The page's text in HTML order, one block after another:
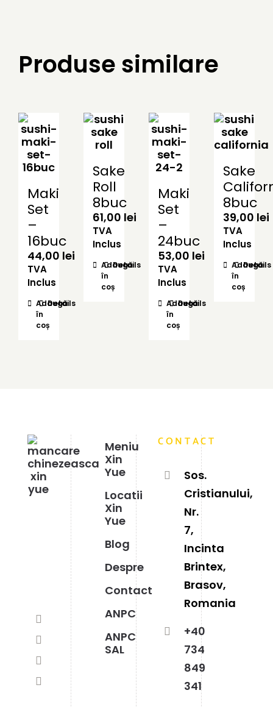
Produse similare
Maki
Set
–
16buc
44,00 lei
TVA
Inclus
Adaugă
în
coș
Details
Sake
Roll
8buc
61,00 lei
TVA
Inclus
Adaugă
în
coș
Details
Maki
Set
–
24buc
53,00 lei
TVA
Inclus
Adaugă
în
coș
Details
Sake
8buc
39,00 lei
TVA
Inclus
Adaugă
în
coș
Details
Meniu
Xin
Yue
Locatii
Xin
Yue
Blog
Despre
Contact
ANPC
ANPC
SAL
CONTACT
Sos.
Cristianului,
Nr.
7,
Incinta
Brintex,
Brasov,
Romania
+40
734
849
341